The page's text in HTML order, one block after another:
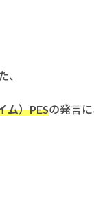
、
ム）PESの発言